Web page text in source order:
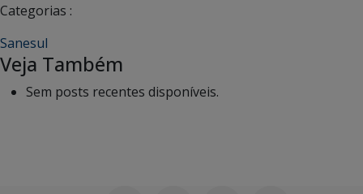
Categorias :
Sanesul
Veja Também
Sem posts recentes disponíveis.